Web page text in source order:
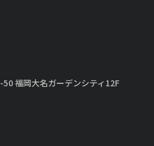
福岡大名ガーデンシティ12F